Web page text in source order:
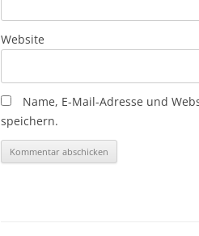
Website
Name, E-Mail-Adresse und
speichern.